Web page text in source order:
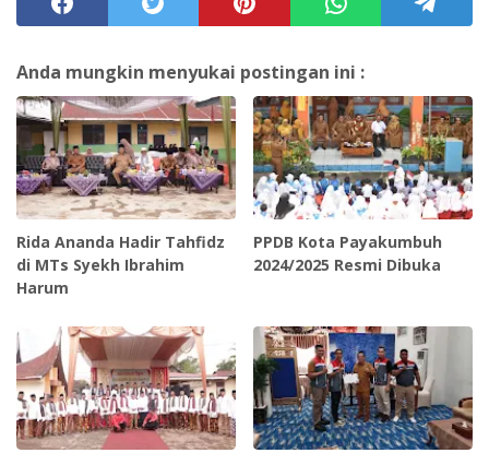
Anda mungkin menyukai postingan ini :
Rida Ananda Hadir Tahfidz
di MTs Syekh Ibrahim
Harum
PPDB Kota Payakumbuh
2024/2025 Resmi Dibuka